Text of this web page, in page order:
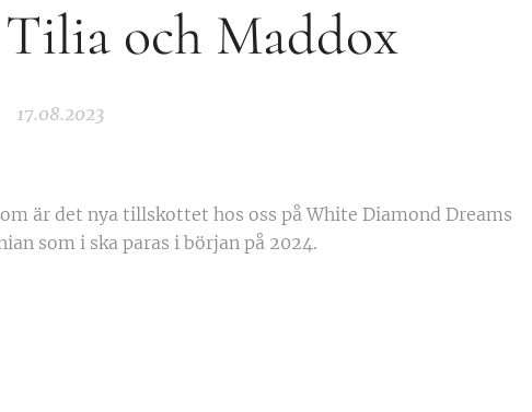
och Maddox
17.08.2023
är det nya tillskottet hos oss på White Diamond Dreams
som i ska paras i början på 2024.